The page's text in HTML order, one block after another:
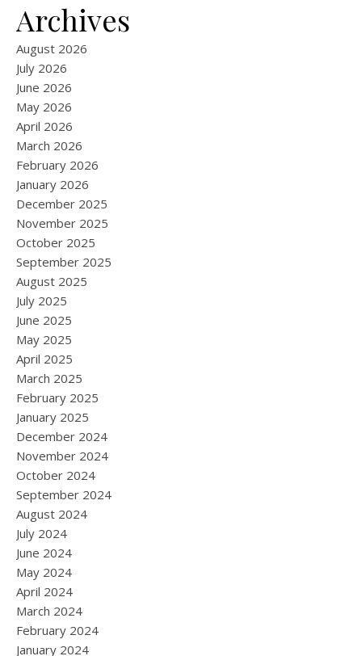
Archives
August 2026
July 2026
June 2026
May 2026
April 2026
March 2026
February 2026
January 2026
December 2025
November 2025
October 2025
September 2025
August 2025
July 2025
June 2025
May 2025
April 2025
March 2025
February 2025
January 2025
December 2024
November 2024
October 2024
September 2024
August 2024
July 2024
June 2024
May 2024
April 2024
March 2024
February 2024
January 2024